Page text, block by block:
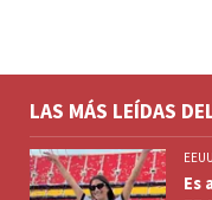
LAS MÁS LEÍDAS
EEUU
Es